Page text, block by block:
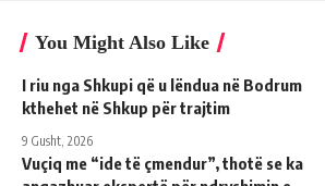
You Might Also Like
I riu nga Shkupi që u lëndua në Bodrum
kthehet në Shkup për trajtim
9 Gusht, 2026
Vuçiq me “ide të çmendur”, thotë se ka